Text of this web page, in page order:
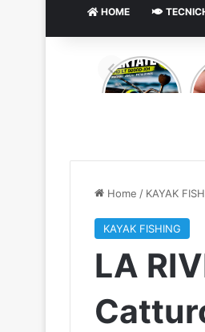
HOME
DAIWA
CERTATE
Home / KAYAK
KAYAK FISHING
LA